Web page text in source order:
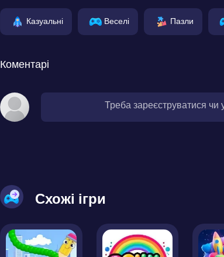
Казуальні Веселі Пазли
Коментарі
Треба зареєструватися
Схожі ігри